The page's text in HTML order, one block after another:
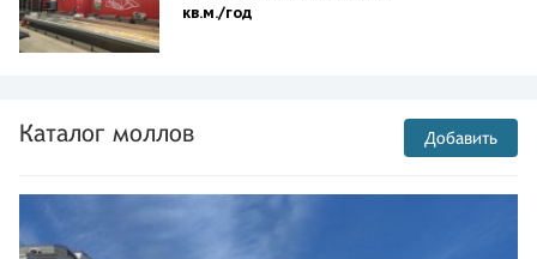
кв.м./год
Каталог моллов Добавить